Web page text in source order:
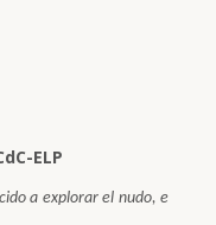
ELP
a explorar el nudo, e